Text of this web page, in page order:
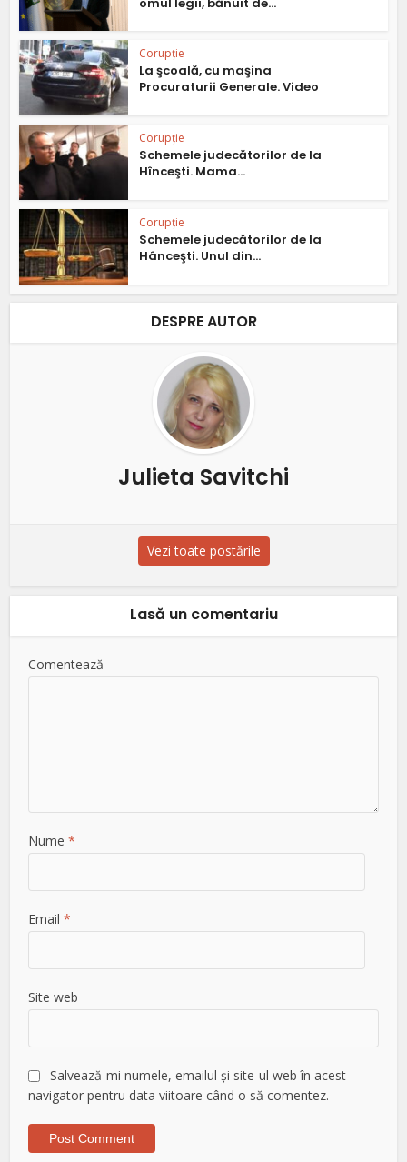
Corupție
La şcoală, cu maşina
Procuraturii Generale. Video
Corupție
Schemele judecătorilor de la
Hînceşti. Mama...
Corupție
Schemele judecătorilor de la
Hânceşti. Unul din...
DESPRE AUTOR
Julieta Savitchi
Vezi toate postările
Lasă un comentariu
Comentează
Nume*
Email*
Site web
Salvează-mi numele, emailul și site-ul web în acest
navigator pentru data viitoare când o să comentez.